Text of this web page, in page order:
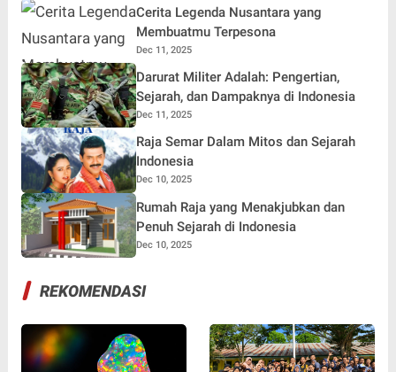
Cerita Legenda Nusantara yang
Membuatmu Terpesona
Dec 11, 2025
Darurat Militer Adalah: Pengertian,
Sejarah, dan Dampaknya di Indonesia
Dec 11, 2025
Raja Semar Dalam Mitos dan Sejarah
Indonesia
Dec 10, 2025
Rumah Raja yang Menakjubkan dan
Penuh Sejarah di Indonesia
Dec 10, 2025
REKOMENDASI